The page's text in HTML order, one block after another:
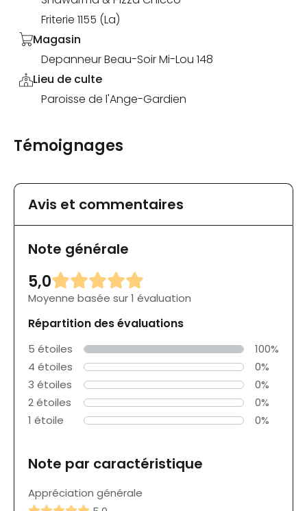
Friterie 1155 (La)
Magasin
Depanneur Beau-Soir Mi-Lou 148
Lieu de culte
Paroisse de l'Ange-Gardien
Témoignages
Avis et commentaires
Note générale
5,0
Moyenne basée sur 1 évaluation
Répartition des évaluations
5 étoiles
100%
4 étoiles
0%
3 étoiles
0%
2 étoiles
0%
1 étoile
0%
Note par caractéristique
Appréciation générale